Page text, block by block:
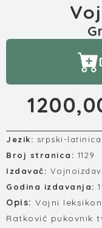
Jezik: srpski-latinica
Broj stranica: 1129
Izdavač:
Godina izdavanja:
Opis: Vojni
Ratković pukovnik